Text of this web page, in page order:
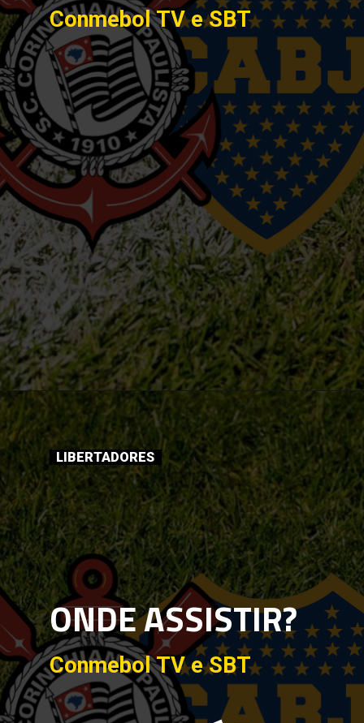
Conmebol TV e SBT
LIBERTADORES
Conmebol TV e SBT
ONDE ASSISTIR?